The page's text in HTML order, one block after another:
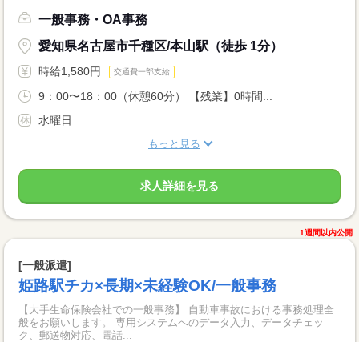
一般事務・OA事務
愛知県名古屋市千種区/本山駅（徒歩 1分）
時給1,580円 交通費一部支給
9：00〜18：00（休憩60分） 【残業】0時間...
水曜日
もっと見る
求人詳細を見る
1週間以内公開
[一般派遣]
姫路駅チカ×長期×未経験OK/一般事務
【大手生命保険会社での一般事務】 自動車事故における事務処理全
般をお願いします。 専用システムへのデータ入力、データチェッ
ク、郵送物対応、電話...